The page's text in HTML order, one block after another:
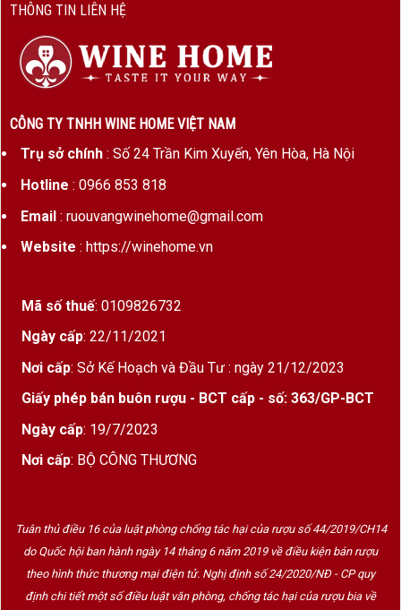
THÔNG TIN LIÊN HỆ
CÔNG TY TNHH WINE HOME VIỆT NAM
Trụ sở chính: Số 24 Trần Kim Xuyến, Yên Hòa, Hà Nội
Hotline : 0966 853 818
Email: ruouvangwinehome@gmail.com
Website : https://winehome.vn
Mã số thuế: 0109826732
Ngày cấp: 22/11/2021
Nơi cấp: Sở Kế Hoạch và Đầu Tư : ngày 21/12/2023
Giấy phép bán buôn rượu - BCT cấp - số: 363/GP-BCT
Ngày cấp: 19/7/2023
Nơi cấp: BỘ CÔNG THƯƠNG
Tuân thủ điều 16 của luật phòng chống tác hại của rượu số 44/2019/CH14
do Quốc hội ban hành ngày 14 tháng 6 năm 2019 về điều kiện bán rượu
theo hình thức thương mại điện tử. Nghị định số 24/2020/NĐ - CP quy
định chi tiết một số điều luật văn phòng, chống tác hại của rượu bia về